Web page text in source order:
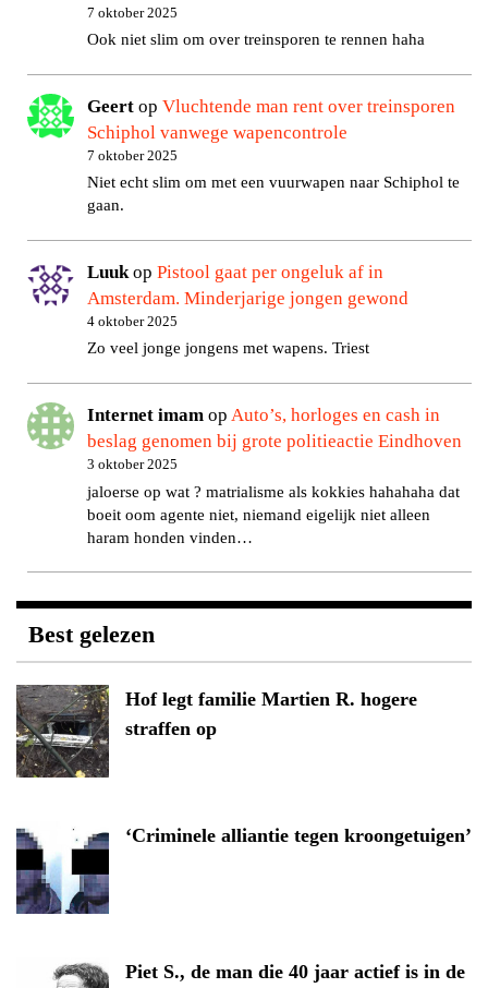
7 oktober 2025
Ook niet slim om over treinsporen te rennen haha
Geert opVluchtende man rent over treinsporen
Schiphol vanwege wapencontrole
7 oktober 2025
Niet echt slim om met een vuurwapen naar Schiphol te
gaan.
LuukopPistool gaat per ongeluk af in
Amsterdam. Minderjarige jongen gewond
4 oktober 2025
Zo veel jonge jongens met wapens. Triest
Internet imam opAuto’s, horloges en cash in
beslag genomen bij grote politieactie Eindhoven
3 oktober 2025
jaloerse op wat ? matrialisme als kokkies hahahaha dat
boeit oom agente niet, niemand eigelijk niet alleen
haram honden vinden…
Best gelezen
Hof legt familie Martien R. hogere
straffen op
‘Criminele alliantie tegen kroongetuigen’
Piet S., de man die 40 jaar actief is in de